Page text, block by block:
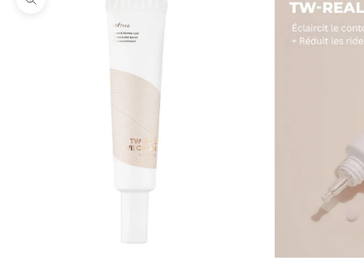
Zoomer sur l'image